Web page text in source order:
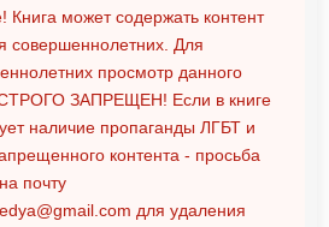
Книга может содержать контент
совершеннолетних. Для
просмотр данного
ЗАПРЕЩЕН! Если в книге
наличие пропаганды ЛГБТ и
контента - просьба
почту
для удаления